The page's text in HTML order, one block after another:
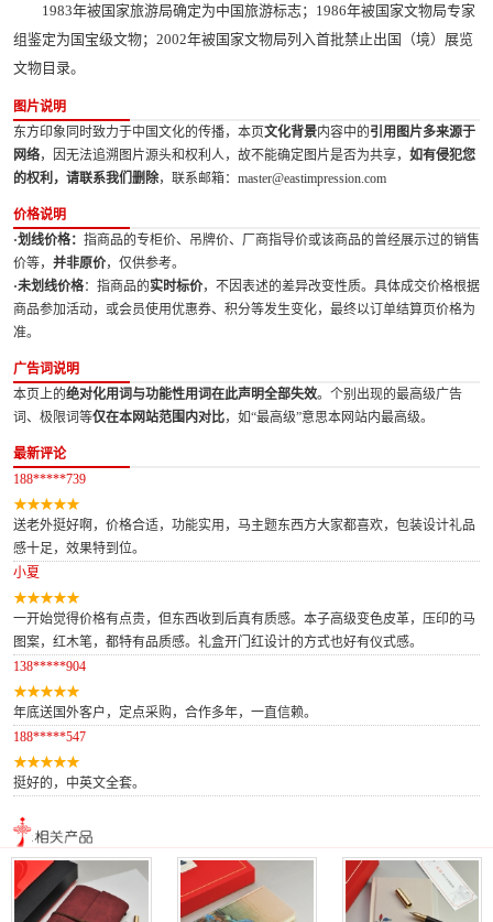
1983年被国家旅游局确定为中国旅游标志；1986年被国家文物局专家
组鉴定为国宝级文物；2002年被国家文物局列入首批禁止出国（境）展览
文物目录。
图片说明
东方印象同时致力于中国文化的传播，本页文化背景内容中的引用图片多来源于
网络，因无法追溯图片源头和权利人，故不能确定图片是否为共享， 如有侵犯您
的权利，请联系我们删除，联系邮箱：master@eastimpression.com
价格说明
·划线价格： 指商品的专柜价、吊牌价、厂商指导价或该商品的曾经展示过的销售
价等， 并非原价，仅供参考。
·未划线价格：指商品的实时标价，不因表述的差异改变性质。具体成交价格根据
商品参加活动，或会员使用优惠券、积分等发生变化，最终以订单结算页价格为
准。
广告词说明
本页上的绝对化用词与功能性用词在此声明全部失效。个别出现的最高级广告
词、极限词等仅在本网站范围内对比，如“最高级”意思本网站内最高级。
最新评论
188*****739
送老外挺好啊，价格合适，功能实用，马主题东西方大家都喜欢，包装设计礼品
感十足，效果特到位。
小夏
一开始觉得价格有点贵，但东西收到后真有质感。本子高级变色皮革，压印的马
图案，红木笔，都特有品质感。礼盒开门红设计的方式也好有仪式感。
138*****904
年底送国外客户，定点采购，合作多年，一直信赖。
188*****547
挺好的，中英文全套。